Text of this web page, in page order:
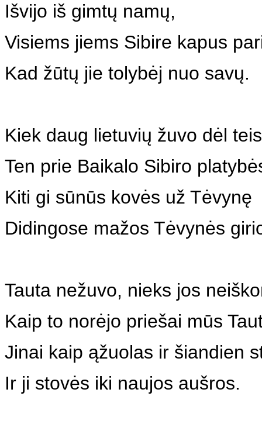
Išvijo iš gimtų namų,
Visiems jiems Sibire kapus
Kad žūtų jie tolybėj nuo savų.
Kiek daug lietuvių žuvo dėl
Ten prie Baikalo Sibiro
Kiti gi sūnūs kovės už Tėvynę
Didingose mažos Tėvynės
Tauta nežuvo, nieks jos
Kaip to norėjo priešai mūs
Jinai kaip ąžuolas ir šiandien
Ir ji stovės iki naujos aušros.